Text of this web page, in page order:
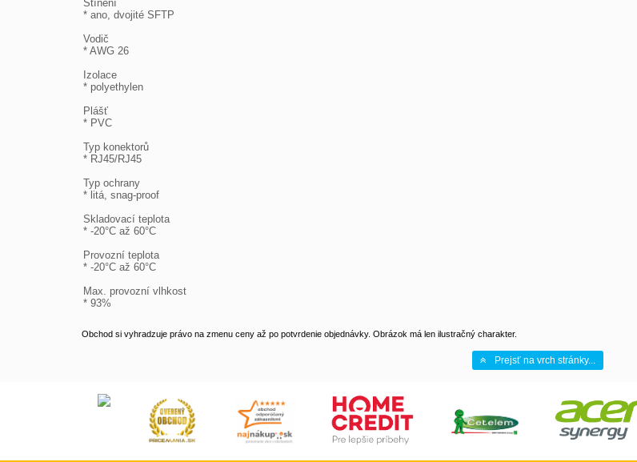
Stínění
* ano, dvojité SFTP
Vodič
* AWG 26
Izolace
* polyethylen
Plášť
* PVC
Typ konektorů
* RJ45/RJ45
Typ ochrany
* litá, snag-proof
Skladovací teplota
* -20°C až 60°C
Provozní teplota
* -20°C až 60°C
Max. provozní vlhkost
* 93%
Obchod si vyhradzuje právo na zmenu ceny až po potvrdenie objednávky. Obrázok má len ilustračný charakter.
Prejsť na vrch stránky...